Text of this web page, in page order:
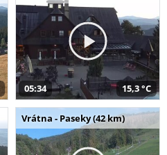
05:34 15,3 °C
Vrátna - Paseky (42 km)